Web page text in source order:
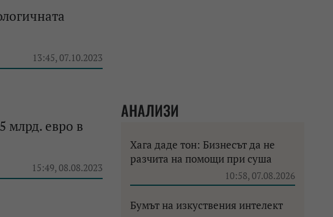
13:45, 07.10.2023
млрд. евро в
15:49, 08.08.2023
АНАЛИЗИ
Хага даде тон: Бизнесът да не
разчита на помощи при суша
10:58, 07.08.2026
Бумът на изкуствения интелект